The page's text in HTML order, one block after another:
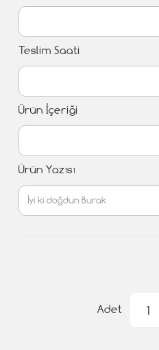
Teslim Saati
Ürün İçeriği
Ürün Yazısı
Adet